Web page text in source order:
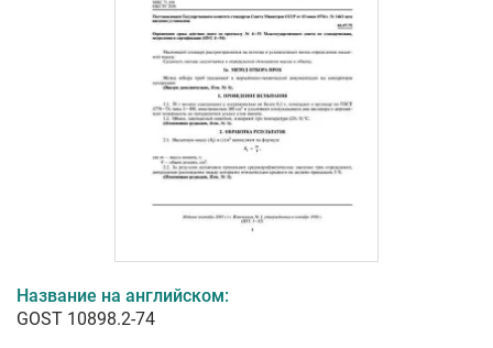
Название на английском:
GOST 10898.2-74